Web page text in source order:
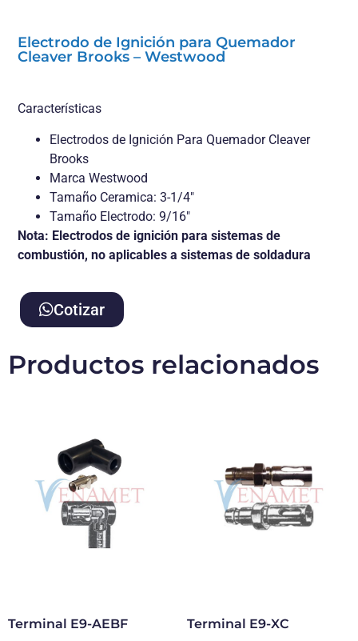
Electrodo de Ignición para Quemador
Cleaver Brooks – Westwood
Características
Electrodos de Ignición Para Quemador Cleaver
Brooks
Marca Westwood
Tamaño Ceramica: 3-1/4″
Tamaño Electrodo: 9/16″
Nota: Electrodos de ignición para sistemas de
combustión, no aplicables a sistemas de soldadura
Cotizar
Productos relacionados
Terminal E9-AEBF Terminal E9-XC